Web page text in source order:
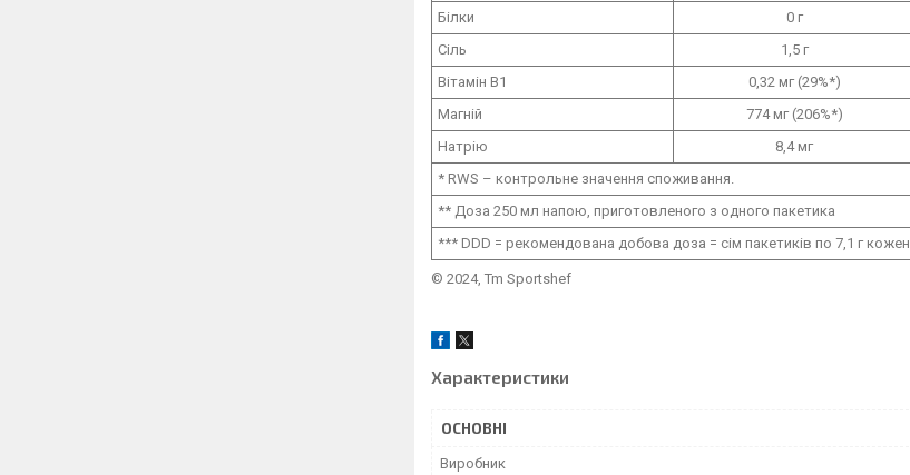
Білки
0 г
Сіль
1,5 г
Вітамін B1
0,32 мг (29%*)
Магній
774 мг (206%*)
Натрію
8,4 мг
* RWS – контрольне значення споживання.
** Доза 250 мл напою, приготовленого з одного пакетика
*** DDD = рекомендована добова доза = сім пакетиків по 7,1 г кожен
© 2024, Tm Sportshef
Характеристики
ОСНОВНІ
Виробник